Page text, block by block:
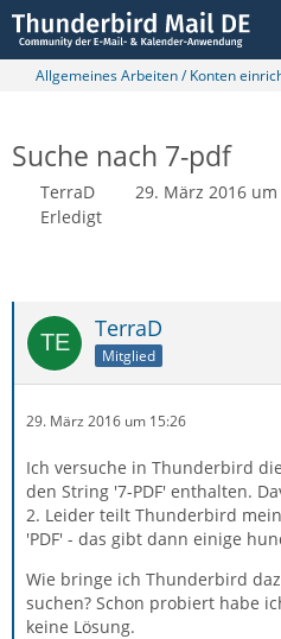
Allgemeines Arbeiten / Konten
Suche nach 7-pdf
TerraD 29. März 2016 um
Erledigt
TerraD
Mitglied
29. März 2016 um 15:26
Ich versuche in Thunderbird
den String '7-PDF' enthalten.
2. Leider teilt Thunderbird
'PDF' - das gibt dann einige
Wie bringe ich Thunderbird
suchen? Schon probiert habe
keine Lösung.